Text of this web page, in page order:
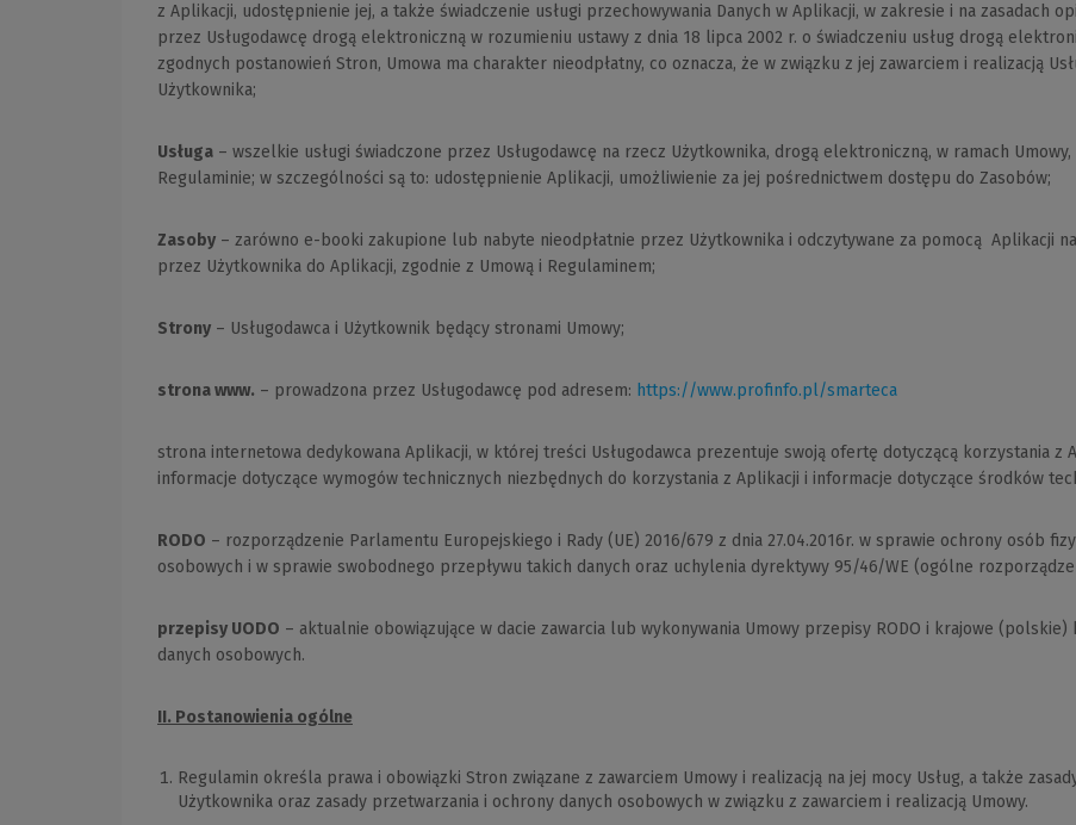
z Aplikacji, udostępnienie jej, a także świadczenie usługi przechowywania Danych w Aplikacji, w zakresie i na zasadach
przez Usługodawcę drogą elektroniczną w rozumieniu ustawy z dnia 18 lipca 2002 r. o świadczeniu usług drogą
zgodnych postanowień Stron, Umowa ma charakter nieodpłatny, co oznacza, że w związku z jej zawarciem i realizacją
Użytkownika;
Usługa – wszelkie usługi świadczone przez Usługodawcę na rzecz Użytkownika, drogą elektroniczną, w ramach
Regulaminie; w szczególności są to: udostępnienie Aplikacji, umożliwienie za jej pośrednictwem dostępu do Zasobów;
Zasoby – zarówno e-booki zakupione lub nabyte nieodpłatnie przez Użytkownika i odczytywane za pomocą Aplikacji
przez Użytkownika do Aplikacji, zgodnie z Umową i Regulaminem;
Strony – Usługodawca i Użytkownik będący stronami Umowy;
strona www. – prowadzona przez Usługodawcę pod adresem: https://www.profinfo.pl/smarteca
strona internetowa dedykowana Aplikacji, w której treści Usługodawca prezentuje swoją ofertę dotyczącą korzystania z
informacje dotyczące wymogów technicznych niezbędnych do korzystania z Aplikacji i informacje dotyczące środków
RODO – rozporządzenie Parlamentu Europejskiego i Rady (UE) 2016/679 z dnia 27.04.2016r. w sprawie ochrony osób
osobowych i w sprawie swobodnego przepływu takich danych oraz uchylenia dyrektywy 95/46/WE (ogólne
przepisy UODO – aktualnie obowiązujące w dacie zawarcia lub wykonywania Umowy przepisy RODO i krajowe
danych osobowych.
II. Postanowienia ogólne
Regulamin określa prawa i obowiązki Stron związane z zawarciem Umowy i realizacją na jej mocy Usług, a także
Użytkownika oraz zasady przetwarzania i ochrony danych osobowych w związku z zawarciem i realizacją Umowy.